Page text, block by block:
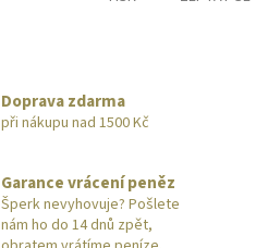
Doprava zdarma
při nákupu nad 1500 Kč
Garance vrácení peněz
Šperk nevyhovuje? Pošlete
nám ho do 14 dnů zpět,